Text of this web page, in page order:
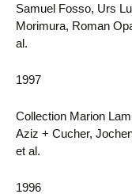
Samuel Fosso, Urs
Morimura, Roman
al.
1997
Collection Marion
Aziz + Cucher,
et al.
1996